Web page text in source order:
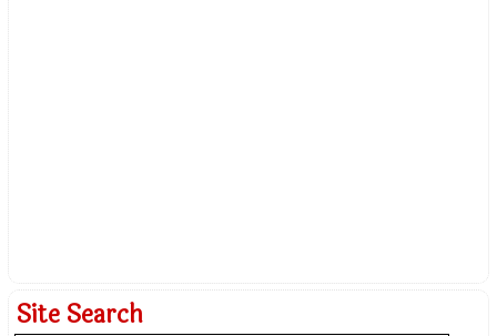
Site Search